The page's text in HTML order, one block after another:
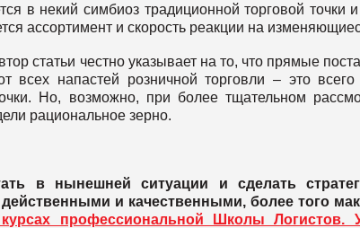
в некий симбиоз традиционной торговой точки
ассортимент и скорость реакции на
статьи честно указывает на то, что прямые
всех напастей розничной торговли – это
Но, возможно, при более тщательном
рациональное зерно.
в нынешней ситуации и сделать
и качественными, более того
профессиональной Школы Логистов.